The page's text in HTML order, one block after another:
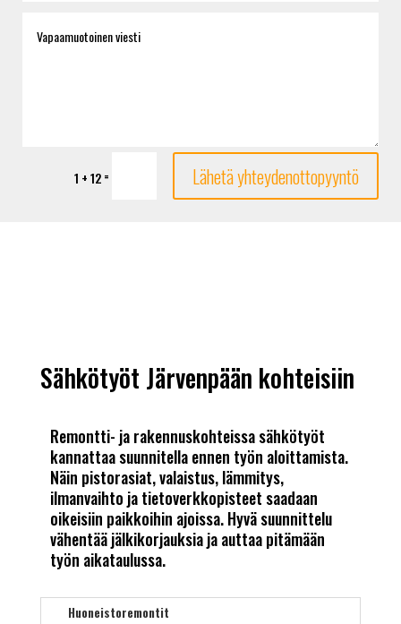
1 + 12= Lähetä yhteydenottopyyntö
Sähkötyöt Järvenpään kohteisiin
Remontti- ja rakennuskohteissa sähkötyöt
kannattaa suunnitella ennen työn aloittamista.
Näin pistorasiat, valaistus, lämmitys,
ilmanvaihto ja tietoverkkopisteet saadaan
oikeisiin paikkoihin ajoissa. Hyvä suunnittelu
vähentää jälkikorjauksia ja auttaa pitämään
työn aikataulussa.
Huoneistoremontit